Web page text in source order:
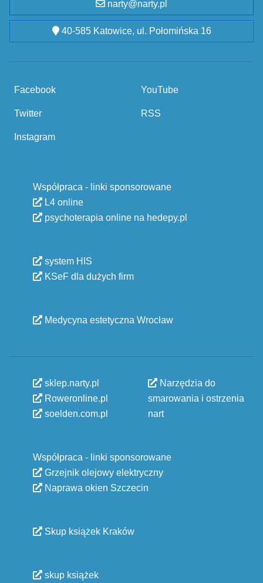
narty@narty.pl
40-585 Katowice, ul. Połomińska 16
Facebook
Twitter
Instagram
YouTube
RSS
Współpraca - linki sponsorowane
L4 online
psychoterapia online na hedepy.pl
system HIS
KSeF dla dużych firm
Medycyna estetyczna Wrocław
sklep.narty.pl
Roweronline.pl
soelden.com.pl
Narzędzia do
smarowania i ostrzenia
nart
Współpraca - linki sponsorowane
Grzejnik olejowy elektryczny
Naprawa okien Szczecin
Skup książek Kraków
skup książek